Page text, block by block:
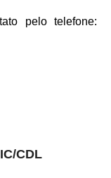
pelo telefone:
CDL